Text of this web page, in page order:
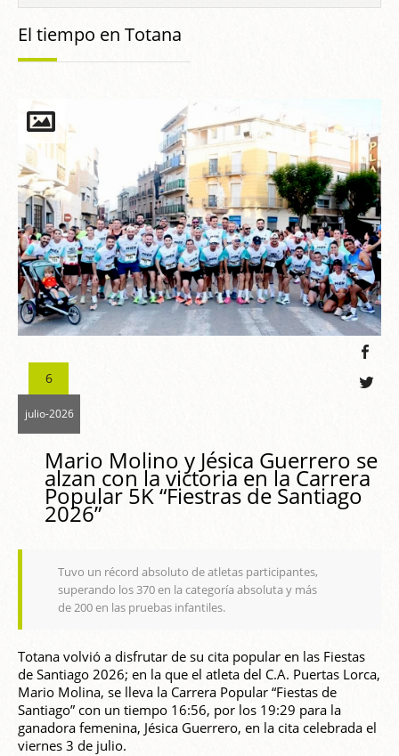
6
julio-2026
Mario Molino y Jésica Guerrero se
alzan con la victoria en la Carrera
Popular 5K “Fiestras de Santiago
2026”
Tuvo un récord absoluto de atletas participantes,
superando los 370 en la categoría absoluta y más
de 200 en las pruebas infantiles.
Totana volvió a disfrutar de su cita popular en las Fiestas
de Santiago 2026; en la que el atleta del C.A. Puertas Lorca,
Mario Molina, se lleva la Carrera Popular “Fiestas de
Santiago” con un tiempo 16:56, por los 19:29 para la
ganadora femenina, Jésica Guerrero, en la cita celebrada el
viernes 3 de julio.
El tiempo en Totana